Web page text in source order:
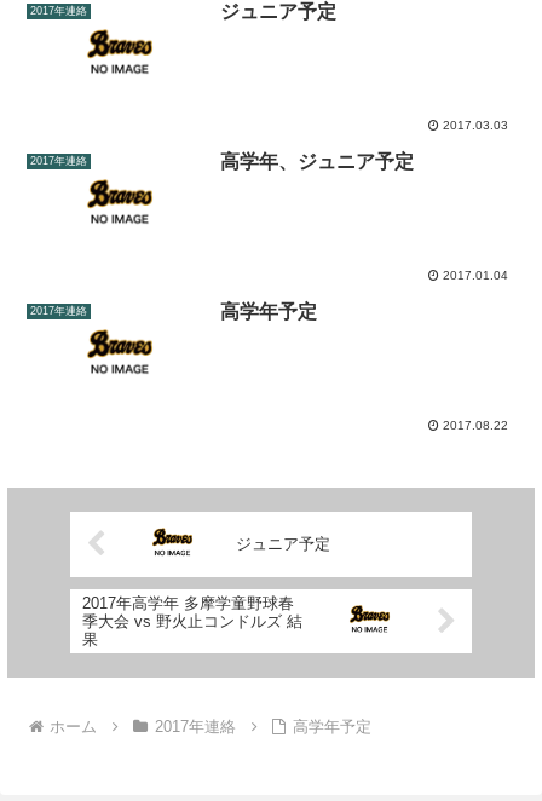
2017年連絡 ジュニア予定
2017.03.03
2017年連絡 高学年、ジュニア予定
2017.01.04
2017年連絡 高学年予定
2017.08.22
ジュニア予定
2017年高学年 多摩学童野球春
季大会 vs 野火止コンドルズ 結
果
ホーム 2017年連絡 高学年予定